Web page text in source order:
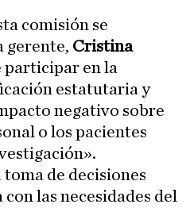
comisión se
gerente, Cristina
participar en la
estatutaria y
negativo sobre
o los pacientes
toma de decisiones
las necesidades del